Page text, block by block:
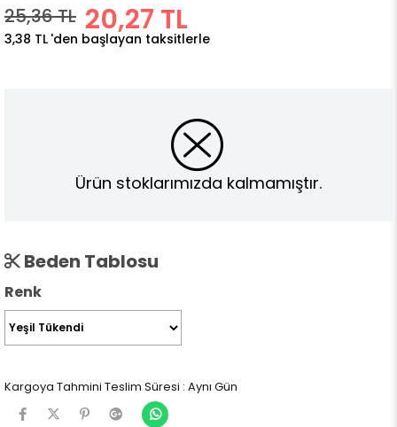
25,36 TL 20,27 TL
3,38 TL 'den başlayan taksitlerle
Ürün stoklarımızda kalmamıştır.
Beden Tablosu
Renk
Kargoya Tahmini Teslim Süresi : Aynı Gün